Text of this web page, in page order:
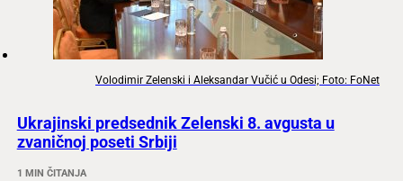
Volodimir Zelenski i Aleksandar Vučić u Odesi; Foto: FoNet
Ukrajinski predsednik Zelenski 8. avgusta u
zvaničnoj poseti Srbiji
1 MIN ČITANJA